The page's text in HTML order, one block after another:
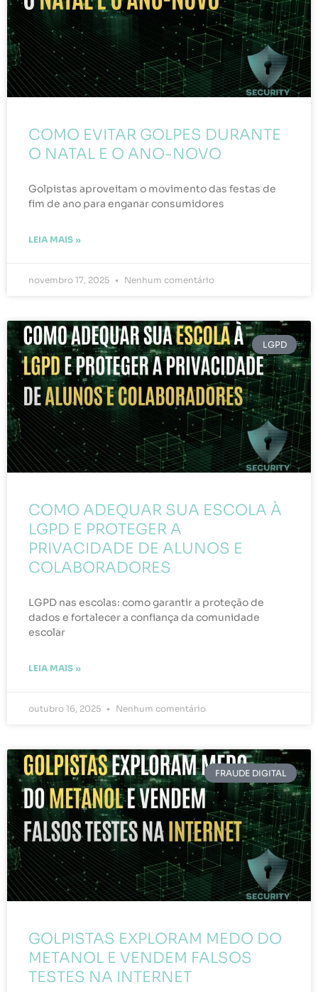
COMO EVITAR GOLPES DURANTE
O NATAL E O ANO-NOVO
Golpistas aproveitam o movimento das festas de
fim de ano para enganar consumidores
LEIA MAIS »
novembro 17, 2025 Nenhum comentário
LGPD
COMO ADEQUAR SUA ESCOLA À
LGPD E PROTEGER A
PRIVACIDADE DE ALUNOS E
COLABORADORES
LGPD nas escolas: como garantir a proteção de
dados e fortalecer a confiança da comunidade
escolar
LEIA MAIS »
outubro 16, 2025 Nenhum comentário
FRAUDE DIGITAL
GOLPISTAS EXPLORAM MEDO DO
METANOL E VENDEM FALSOS
TESTES NA INTERNET